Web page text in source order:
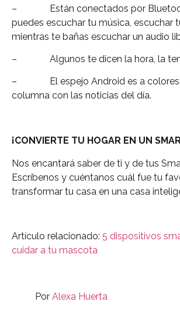
– Están conectados por
puedes escuchar tu música, escuchar
mientras te bañas escuchar un audio
– Algunos te dicen la hora, la
– El espejo Android es a colores
columna con las noticias del día.
¡CONVIERTE TU HOGAR EN UN
Nos encantará saber de ti y de tus
Escríbenos y cuéntanos cuál fue tu
transformar tu casa en una casa
Artículo relacionado: 5 dispositivos
cuidar a tu mascota
Por Alexa Huerta